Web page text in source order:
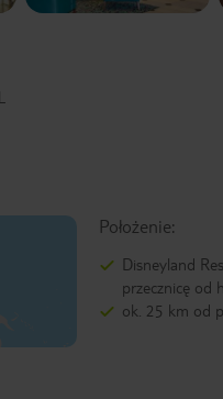
Położenie:
Disneyland
przecznicę od
ok. 25 km od